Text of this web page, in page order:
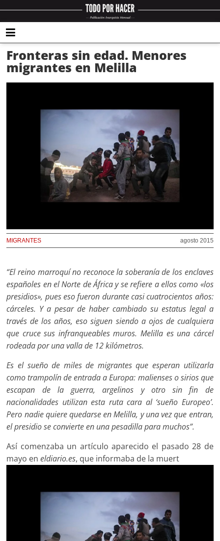
Fronteras sin edad. Menores
migrantes en Melilla
agosto 2015
MIGRANTES
“El reino marroquí no reconoce la soberanía de los enclaves
españoles en el Norte de África y se refiere a ellos como «los
presidios», pues eso fueron durante casi cuatrocientos años:
cárceles. Y a pesar de haber cambiado su estatus legal a
través de los años, eso siguen siendo a ojos de cualquiera
que cruce sus infranqueables muros. Melilla es una cárcel
rodeada por una valla de 12 kilómetros.
Es el sueño de miles de migrantes que esperan utilizarla
como trampolín de entrada a Europa: malienses o sirios que
escapan de la guerra, argelinos y otro sin fin de
nacionalidades utilizan esta ruta cara al ‘sueño Europeo’.
Pero nadie quiere quedarse en Melilla, y una vez que entran,
el presidio se convierte en una pesadilla para muchos”.
Así comenzaba un artículo aparecido el pasado 28 de
mayo eneldiario.es, que informaba de la muert